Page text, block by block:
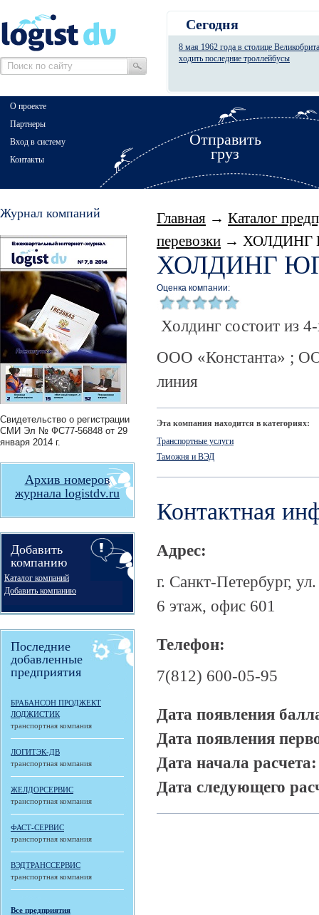
Сегодня
8 мая 1962 года в столице
ходить последние троллейбусы
Отправить
груз
О проекте
Партнеры
Вход в систему
Контакты
Журнал компаний
Свидетельство о регистрации
СМИ Эл № ФС77-56848 от 29
января 2014 г.
Архив номеров
журнала logistdv.ru
Добавить
компанию
Каталог компаний
Добавить компанию
Последние
добавленные
предприятия
БРАБАНСОН ПРОДЖЕКТ
ЛОДЖИСТИК
транспортная компания
ЛОГИТЭК-ДВ
транспортная компания
ЖЕЛДОРСЕРВИС
транспортная компания
ФАСТ-СЕРВИС
транспортная компания
ВЭДТРАНССЕРВИС
транспортная компания
Все предприятия
Главная → Каталог
перевозки → ХОЛДИНГ
ХОЛДИНГ
Оценка компании:
Холдинг состоит из
ООО «Константа» ;
линия
Эта компания находится в категориях:
Транспортные услуги
Таможня и ВЭД
Контактная
Адрес:
г. Санкт-Петербург,
6 этаж, офис 601
Телефон:
7(812) 600-05-95
Дата появления
Дата появления
Дата начала
Дата следующего